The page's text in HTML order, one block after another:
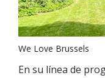
We Love Brussels
En su línea de